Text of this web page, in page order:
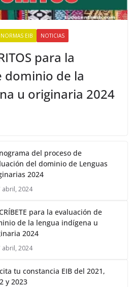
NORMAS EIB NOTICIAS
para la
dominio de la
u originaria 2024
del proceso de
del dominio de Lenguas
2024
abril, 2024
para la evaluación de
de la lengua indígena u
2024
abril, 2024
tu constancia EIB del 2021,
y 2023